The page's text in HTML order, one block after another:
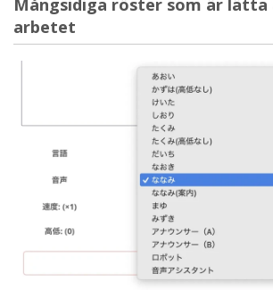
Mångsidiga röster som är lätta
arbetet